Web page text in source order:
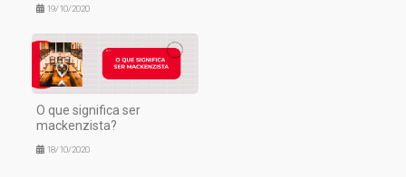
19/10/2020
O que significa ser
mackenzista?
18/10/2020